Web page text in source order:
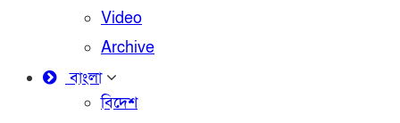
Video
Archive
বাংলা
বিদেশ